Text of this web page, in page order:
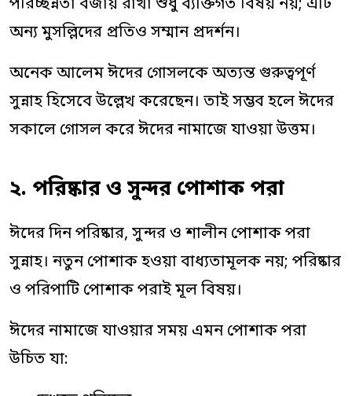
পরিচ্ছন্নতা বজায় রাখা শুধু ব্যক্তিগত বিষয় নয়; এটি
অন্য মুসল্লিদের প্রতিও সম্মান প্রদর্শন।
অনেক আলেম ঈদের গোসলকে অত্যন্ত গুরুত্বপূর্ণ
সুন্নাহ হিসেবে উল্লেখ করেছেন। তাই সম্ভব হলে ঈদের
সকালে গোসল করে ঈদের নামাজে যাওয়া উত্তম।
২. পরিষ্কার ও সুন্দর পোশাক পরা
ঈদের দিন পরিষ্কার, সুন্দর ও শালীন পোশাক পরা
সুন্নাহ। নতুন পোশাক হওয়া বাধ্যতামূলক নয়; পরিষ্কার
ও পরিপাটি পোশাক পরাই মূল বিষয়।
ঈদের নামাজে যাওয়ার সময় এমন পোশাক পরা
উচিত যা: